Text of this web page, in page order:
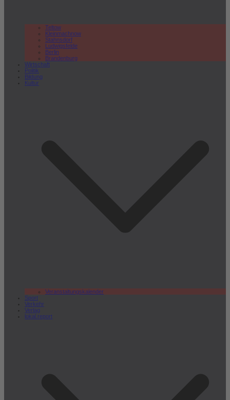
Teltow
Kleinmachnow
Stahnsdorf
Ludwigsfelde
Berlin
Brandenburg
Wirtschaft
Politik
Bildung
Kultur
Veranstaltungskalender
Sport
Verkehr
Verlag
lokal.report